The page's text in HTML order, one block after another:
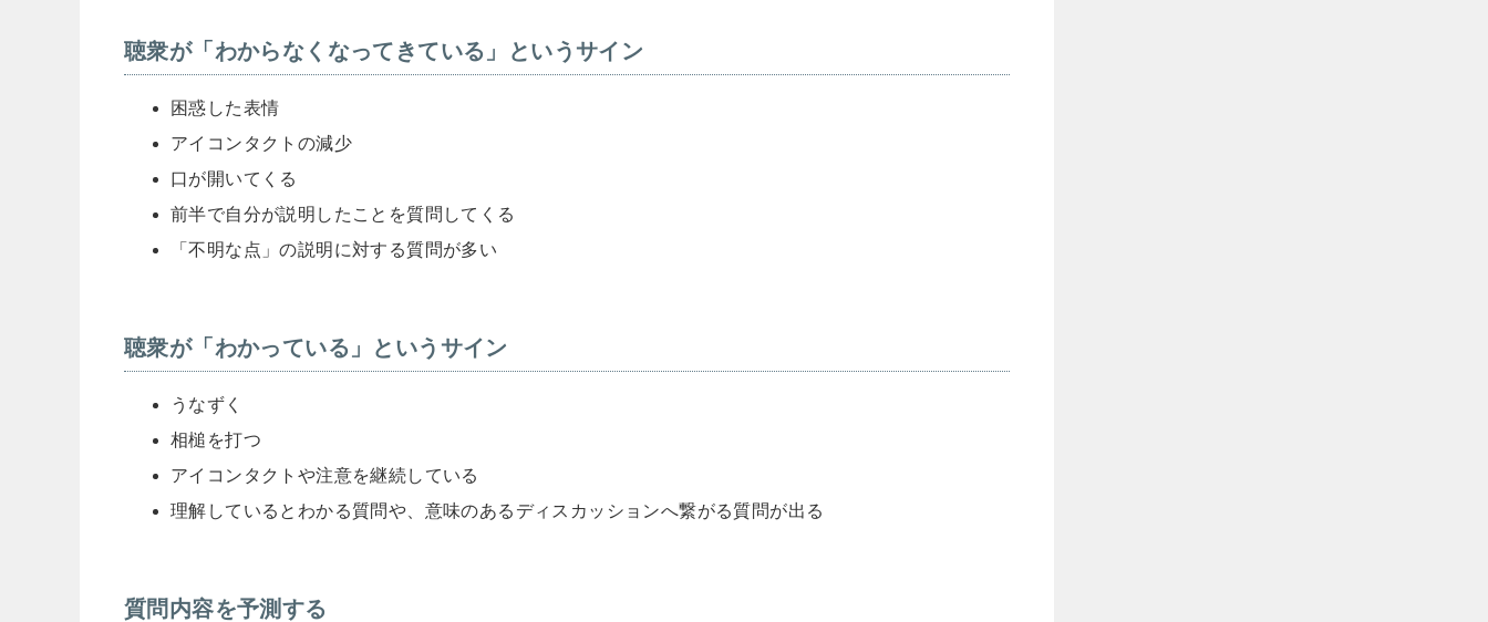
聴衆が「わからなくなってきている」というサイン
困惑した表情
アイコンタクトの減少
口が開いてくる
前半で自分が説明したことを質問してくる
「不明な点」の説明に対する質問が多い
聴衆が「わかっている」というサイン
うなずく
相槌を打つ
アイコンタクトや注意を継続している
理解しているとわかる質問や、意味のあるディスカッションへ繋がる質問が出る
質問内容を予測する